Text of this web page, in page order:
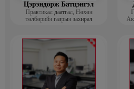
Цэрэндорж Батцэнгэл
Практикал даатгал, Нөхөн
төлбөрийн газрын захирал